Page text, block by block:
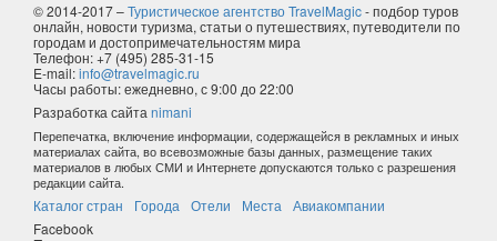
© 2014-2017 –Туристическое агентство TravelMagic- подбор туров
онлайн, новости туризма, статьи о путешествиях, путеводители по
городам и достопримечательностям мира
Телефон: +7 (495) 285-31-15
E-mail:info@travelmagic.ru
Часы работы: ежедневно, с 9:00 до 22:00
Разработка сайта nimani
Перепечатка, включение информации, содержащейся в рекламных и иных
материалах сайта, во всевозможные базы данных, размещение таких
материалов в любых СМИ и Интернете допускаются только с разрешения
редакции сайта.
Каталог стран Города Отели Места
Авиакомпании
Facebook